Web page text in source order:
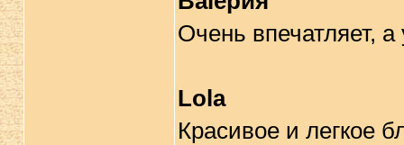
Очень впечатляет,
Lola
Красивое и легкое